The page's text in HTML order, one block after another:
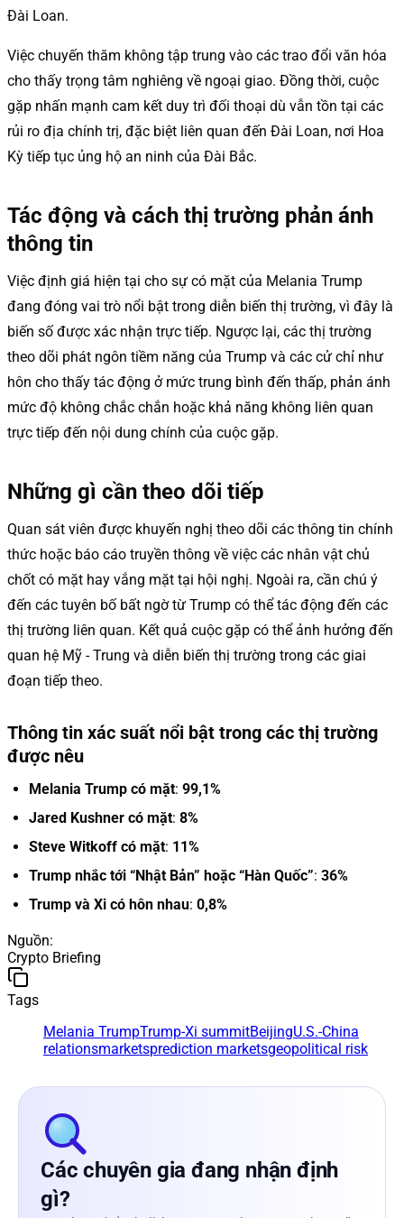
Đài Loan.
Việc chuyến thăm không tập trung vào các trao đổi văn hóa
cho thấy trọng tâm nghiêng về ngoại giao. Đồng thời, cuộc
gặp nhấn mạnh cam kết duy trì đối thoại dù vẫn tồn tại các
rủi ro địa chính trị, đặc biệt liên quan đến Đài Loan, nơi Hoa
Kỳ tiếp tục ủng hộ an ninh của Đài Bắc.
Tác động và cách thị trường phản ánh
thông tin
Việc định giá hiện tại cho sự có mặt của Melania Trump
đang đóng vai trò nổi bật trong diễn biến thị trường, vì đây là
biến số được xác nhận trực tiếp. Ngược lại, các thị trường
theo dõi phát ngôn tiềm năng của Trump và các cử chỉ như
hôn cho thấy tác động ở mức trung bình đến thấp, phản ánh
mức độ không chắc chắn hoặc khả năng không liên quan
trực tiếp đến nội dung chính của cuộc gặp.
Những gì cần theo dõi tiếp
Quan sát viên được khuyến nghị theo dõi các thông tin chính
thức hoặc báo cáo truyền thông về việc các nhân vật chủ
chốt có mặt hay vắng mặt tại hội nghị. Ngoài ra, cần chú ý
đến các tuyên bố bất ngờ từ Trump có thể tác động đến các
thị trường liên quan. Kết quả cuộc gặp có thể ảnh hưởng đến
quan hệ Mỹ - Trung và diễn biến thị trường trong các giai
đoạn tiếp theo.
Thông tin xác suất nổi bật trong các thị trường
được nêu
Melania Trump có mặt: 99,1%
Jared Kushner có mặt: 8%
Steve Witkoff có mặt: 11%
Trump nhắc tới “Nhật Bản” hoặc “Hàn Quốc”: 36%
Trump và Xi có hôn nhau: 0,8%
Nguồn:
Crypto Briefing
Tags
Melania TrumpTrump-Xi summitBeijingU.S.-China
relationsmarketsprediction marketsgeopolitical risk
Các chuyên gia đang nhận định
gì?